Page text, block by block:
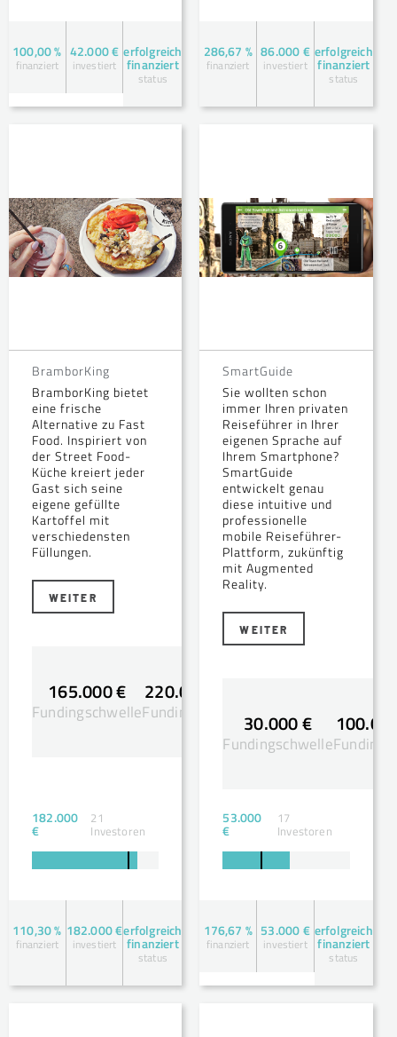
100,00 %
finanziert
42.000 €
investiert
erfolgreich
finanziert
status
286,67 %
finanziert
86.000 €
investiert
erfolgreich
finanziert
status
BramborKing
BramborKing bietet
eine frische
Alternative zu Fast
Food. Inspiriert von
der Street Food-
Küche kreiert jeder
Gast sich seine
eigene gefüllte
Kartoffel mit
verschiedensten
Füllungen.
WEITER
165.000 €
Fundingschwelle
220.000 €
Fundingsziel
182.000
€
21
Investoren
110,30 %
finanziert
182.000 €
investiert
erfolgreich
finanziert
status
SmartGuide
Sie wollten schon
immer Ihren privaten
Reiseführer in Ihrer
eigenen Sprache auf
Ihrem Smartphone?
SmartGuide
entwickelt genau
diese intuitive und
professionelle
mobile Reiseführer-
Plattform, zukünftig
mit Augmented
Reality.
WEITER
30.000 €
Fundingschwelle
53.000
€
17
Investoren
176,67 %
finanziert
53.000 €
investiert
erfolgreich
finanziert
status